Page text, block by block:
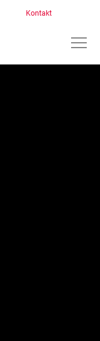
Kontakt